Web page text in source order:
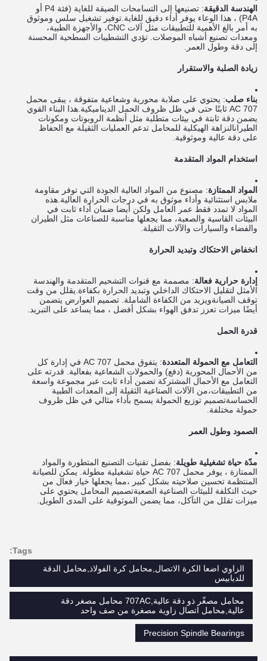
الهندسة الدقيقة
: تصنيعها إلى التسامحات الضيقة للغاية (فئة P4 أو
P4A) ، هذا الوعاء يوفر أداء دقيق للغاية.توفير تشغيل سلس وموثوق
به أمر بالغ الأهمية للتطبيقات مثل آلات CNC، والأجهزة الطبية،
ومعدات تصنيع أشباه الموصلات. تؤدي التشطيبات السطحية المحسنة
إلى دقة وطول العمر.
زيادة الصلبة والاستقرار
بناء صلب: يحتوي على صلابة محورية وشعاعية متفوقة ، يبقى محمل
707 AC ثابتًا حتى في ظل ظروف الحمل الديناميكية.هذا البناء القوي
يضمن دقة ثابتة في بيئات متطلبة مثل أنظمة الروبوتات ومكونات
الطيرانالنزاهة الهيكلية للمحامل تدعم العمليات الثقيلة مع الحفاظ
على دقة عالية وموثوقية.
استخدام المواد المتقدمة
المواد الممتازة: مصنوع من المواد العالية الجودة التي توفر مقاومة
ملابس استثنائية وأداء موثوق به في درجات الحرارة العالية.هذه
المواد لا تمدد فقط عمر العامل ولكن أيضا ضمان أداء ثابت في
البيئات القاسية والصعبة، مما يجعلها مناسبة للصناعات مثل الطيران
والفضاء والسيارات والآلات الثقيلة.
انخفاض الاحتكاك وتبديد الحرارة
إدارة حرارية فعالة: مصممة مع قنوات التشحيم المتقدمة والهندسة
الأمثل لتقليل الاحتكاك الداخلي وتبديد الحرارة بكفاءة.يقلل من وقت
توقف الصيانةويزيد من الكفاءة الشاملة. تصميم العوارض يتضمن
أيضًا ميزات تعزز تدفق الهواء بشكل أفضل ، مما يساعد على التبريد.
قدرة الحمل
التعامل مع الحمولة المتعددة
: يتفوق محمل 707 AC في إدارة كل
من الأحمال المحورية (دفع) والحمولات الشعاعية بفعالية. قدرته على
التعامل مع الأحمال المشتركة تضمن أداء ثابت عبر مجموعة واسعة
من التطبيقات،من الآلات الصناعية الثقيلة إلى المعدات الطبية
الحساسةتصميم توزيع الحمولة يسمح بأداء مثالي في ظل ظروف
حمولة مختلفة.
الصمود وطول العمر
مدّة حياة تشغيلية طويلة: بفضل تقنيات التصنيع المتطورة والمواد
الممتازة ، يوفر محمل 707 AC حياة تشغيلية مطولة. يمكن للصيانة
المنتظمة تحسين صلاحيته بشكل كبير ،مما يجعلها خيار فعال من
حيث التكلفة للبيئات الصناعية الصعبةتصميم المحامل يحتوي على
ميزات تقلل من التآكل، مما يضمن الموثوقية على المدى الطويل.
Tags:
الزاوي اضعا الكرة الاتصال,محامل كرة الفولاذ,محامل الدقة
للدبابيس
محامل مصغّر ذو دقة عالية,707AC محامل مصغر دقة
عالية,محامل اتصال زاوية مصغرة من صف واحد
Precision Spindle Bearings